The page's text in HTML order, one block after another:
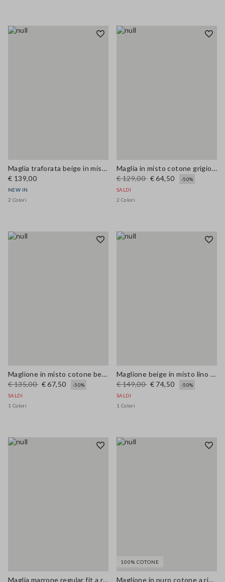
Maglia traforata beige in misto lana a girocollo over fit
€ 139,00
NEW IN
2 Colori
Maglia in misto cotone grigio regular fit con motivo mesh
€ 129,00 € 64,50
-50%
SALDI
2 Colori
Maglione in misto cotone beige regular fit
€ 135,00 € 67,50
-50%
SALDI
1 Colori
Maglione beige in misto lino regular fit
€ 149,00 € 74,50
-50%
SALDI
1 Colori
Maglia marrone regular fit a rete
100% COTONE
Maglione in puro cotone a righe multicolor regular fit con collo polo